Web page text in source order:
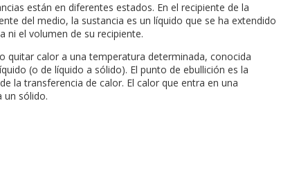
están en diferentes estados. En el recipiente de la
del medio, la sustancia es un líquido que se ha extendido
ni el volumen de su recipiente.
quitar calor a una temperatura determinada, conocida
(o de líquido a sólido). El punto de ebullición es la
la transferencia de calor. El calor que entra en una
un sólido.